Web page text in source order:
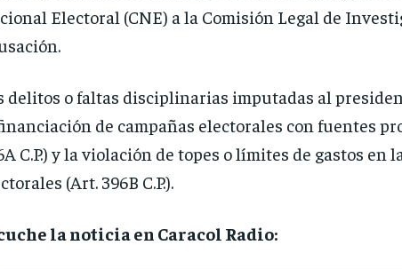
Electoral (CNE) a la Comisión Legal de
delitos o faltas disciplinarias imputadas al
de campañas electorales con fuentes
C.P.) y la violación de topes o límites de gastos en
(Art. 396B C.P.).
la noticia en Caracol Radio: